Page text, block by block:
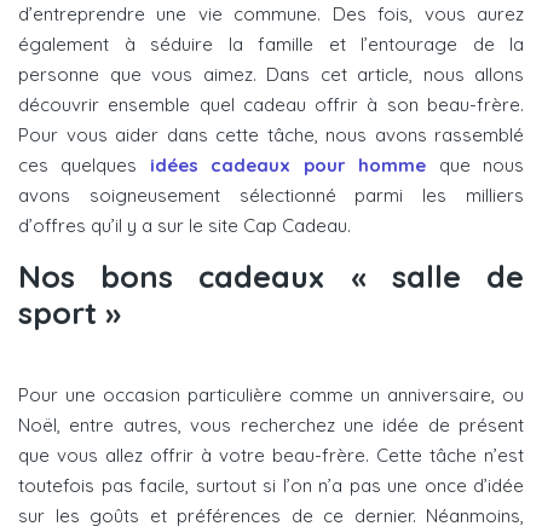
d’entreprendre une vie commune. Des fois, vous aurez
également à séduire la famille et l’entourage de la
personne que vous aimez. Dans cet article, nous allons
découvrir ensemble quel cadeau offrir à son beau-frère.
Pour vous aider dans cette tâche, nous avons rassemblé
ces quelques idées cadeaux pour homme que nous
avons soigneusement sélectionné parmi les milliers
d’offres qu’il y a sur le site Cap Cadeau.
Nos bons cadeaux « salle de
sport »
Pour une occasion particulière comme un anniversaire, ou
Noël, entre autres, vous recherchez une idée de présent
que vous allez offrir à votre beau-frère. Cette tâche n’est
toutefois pas facile, surtout si l’on n’a pas une once d’idée
sur les goûts et préférences de ce dernier. Néanmoins,